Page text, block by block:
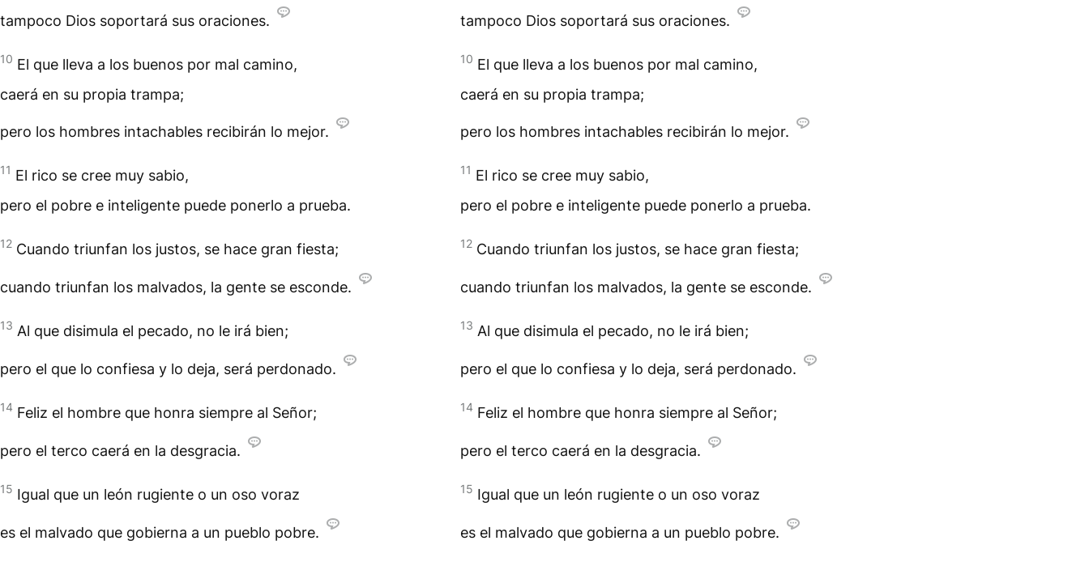
tampoco Dios soportará sus oraciones.
10 El que lleva a los buenos por mal camino,
caerá en su propia trampa;
pero los hombres intachables recibirán lo mejor.
11 El rico se cree muy sabio,
pero el pobre e inteligente puede ponerlo a prueba.
12 Cuando triunfan los justos, se hace gran fiesta;
cuando triunfan los malvados, la gente se esconde.
13 Al que disimula el pecado, no le irá bien;
pero el que lo confiesa y lo deja, será perdonado.
14 Feliz el hombre que honra siempre al Señor;
pero el terco caerá en la desgracia.
15 Igual que un león rugiente o un oso voraz
es el malvado que gobierna a un pueblo pobre.
tampoco Dios soportará sus oraciones.
10 El que lleva a los buenos por mal camino,
caerá en su propia trampa;
pero los hombres intachables recibirán lo mejor.
11 El rico se cree muy sabio,
pero el pobre e inteligente puede ponerlo a prueba.
12 Cuando triunfan los justos, se hace gran fiesta;
cuando triunfan los malvados, la gente se esconde.
13 Al que disimula el pecado, no le irá bien;
pero el que lo confiesa y lo deja, será perdonado.
14 Feliz el hombre que honra siempre al Señor;
pero el terco caerá en la desgracia.
15 Igual que un león rugiente o un oso voraz
es el malvado que gobierna a un pueblo pobre.